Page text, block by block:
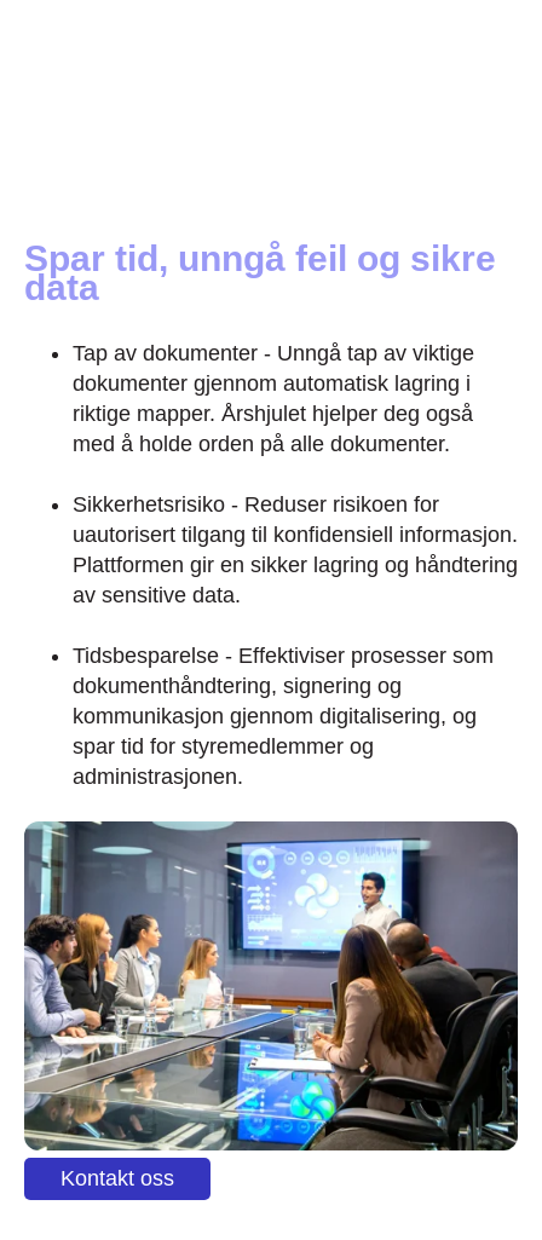
Spar tid, unngå feil og sikre
data
Tap av dokumenter - Unngå tap av viktige
dokumenter gjennom automatisk lagring i
riktige mapper. Årshjulet hjelper deg også
med å holde orden på alle dokumenter.
Sikkerhetsrisiko - Reduser risikoen for
uautorisert tilgang til konfidensiell informasjon.
Plattformen gir en sikker lagring og håndtering
av sensitive data.
Tidsbesparelse - Effektiviser prosesser som
dokumenthåndtering, signering og
kommunikasjon gjennom digitalisering, og
spar tid for styremedlemmer og
administrasjonen.
Kontakt oss